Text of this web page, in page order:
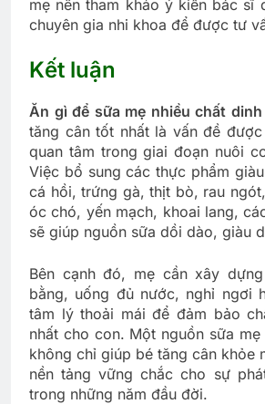
mẹ nên tham khảo ý kiến bác sĩ
chuyên gia nhi khoa để được tư
Kết luận
Ăn gì để sữa mẹ nhiều chất
tăng cân tốt nhất là vấn đề
quan tâm trong giai đoạn nuôi
Việc bổ sung các thực phẩm
cá hồi, trứng gà, thịt bò, rau
óc chó, yến mạch, khoai lang,
sẽ giúp nguồn sữa dồi dào, giàu
Bên cạnh đó, mẹ cần xây
bằng, uống đủ nước, nghỉ ngơi
tâm lý thoải mái để đảm bảo
nhất cho con. Một nguồn sữa
không chỉ giúp bé tăng cân khỏe
nền tảng vững chắc cho sự
trong những năm đầu đời.